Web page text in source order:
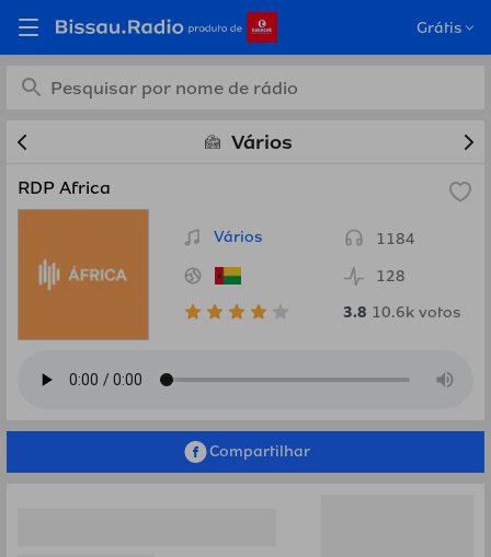
Grátis
Estações de rádio online
grátis de Vários em
Bissau.Radio
Vários
RDP Africa
Vários
1184
128
3.8 10.6k votos
Compartilhar